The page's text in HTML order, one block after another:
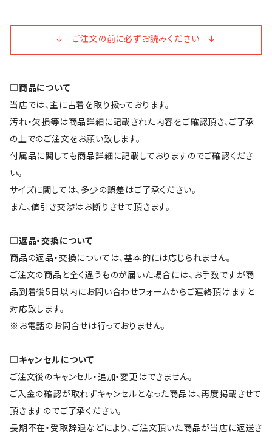
↓ ご注文の前に必ずお読みください ↓
□商品について
当店では、主に古着を取り扱っております。
汚れ・欠損等は商品詳細に記載された内容をご確認頂き、ご了承
の上でのご注文をお願い致します。
付属品に関しても商品詳細に記載しておりますのでご確認くださ
い。
サイズに関しては、多少の誤差はご了承ください。
また、値引き交渉はお断りさせて頂きます。
□返品・交換について
商品の返品・交換については、基本的には応じられません。
ご注文の商品と全く違うものが届いた場合には、お手数ですが商
品到着後5日以内にお問い合わせフォームからご連絡頂けますと
対応致します。
※お電話のお問合せは行っておりません。
□キャンセルについて
ご注文後のキャンセル・追加・変更はできません。
ご入金の確認が取れずキャンセルとなった商品は、再度掲載させて
頂きますのでご了承ください。
長期不在・受取辞退などにより、ご注文頂いた商品が当店に返送さ